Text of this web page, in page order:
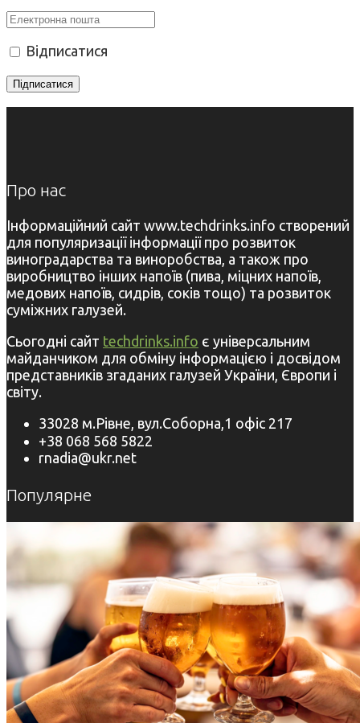
Відписатися
Про нас
Інформаційний сайт www.techdrinks.info створений
для популяризації інформації про розвиток
виноградарства та виноробства, а також про
виробництво інших напоїв (пива, міцних напоїв,
медових напоїв, сидрів, соків тощо) та розвиток
суміжних галузей.
Сьогодні сайт techdrinks.info є універсальним
майданчиком для обміну інформацією і досвідом
представників згаданих галузей України, Європи і
світу.
33028 м.Рівне, вул.Соборна,1 офіс 217
+38 068 568 5822
rnadia@ukr.net
Популярне